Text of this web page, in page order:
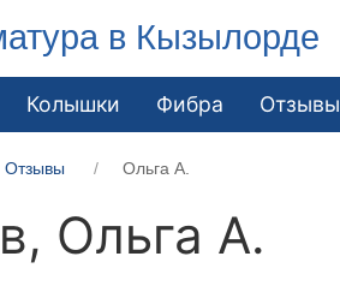
в Кызылорде
Колышки Фибра Отзывы
Отзывы Ольга А.
Ольга А.